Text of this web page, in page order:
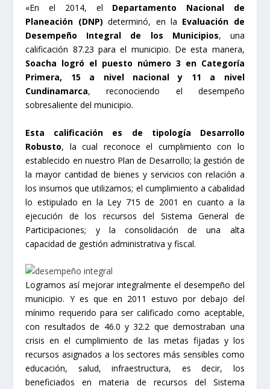
«En el 2014, el Departamento Nacional de
Planeación (DNP) determinó, en la Evaluación de
Desempeño Integral de los Municipios, una
calificación 87.23 para el municipio. De esta manera,
Soacha logró el puesto número 3 en Categoría
Primera, 15 a nivel nacional y 11 a nivel
Cundinamarca, reconociendo el desempeño
sobresaliente del municipio.
Esta calificación es de tipología Desarrollo
Robusto, la cual reconoce el cumplimiento con lo
establecido en nuestro Plan de Desarrollo; la gestión de
la mayor cantidad de bienes y servicios con relación a
los insumos que utilizamos; el cumplimiento a cabalidad
lo estipulado en la Ley 715 de 2001 en cuanto a la
ejecución de los recursos del Sistema General de
Participaciones; y la consolidación de una alta
capacidad de gestión administrativa y fiscal.
Logramos así mejorar integralmente el desempeño del
municipio. Y es que en 2011 estuvo por debajo del
mínimo requerido para ser calificado como aceptable,
con resultados de 46.0 y 32.2 que demostraban una
crisis en el cumplimiento de las metas fijadas y los
recursos asignados a los sectores más sensibles como
educación, salud, infraestructura, es decir, los
beneficiados en materia de recursos del Sistema